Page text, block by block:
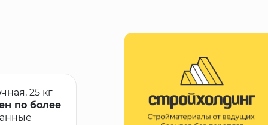
25 кг
по более